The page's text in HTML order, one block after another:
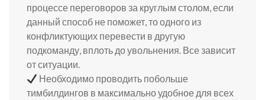
процессе переговоров за круглым столом, если
данный способ не поможет, то одного из
конфликтующих перевести в другую
подкоманду, вплоть до увольнения. Все зависит
от ситуации.
Необходимо проводить побольше
тимбилдингов в максимально удобное для всех